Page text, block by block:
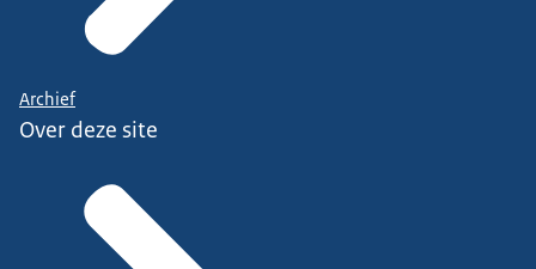
Archief
Over deze site